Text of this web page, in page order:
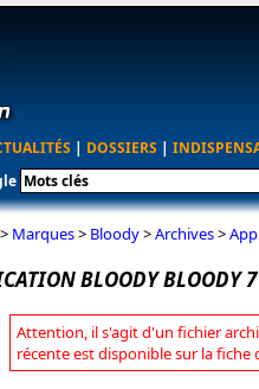
| DOSSIERS |
> Marques> Bloody>Archives>
BLOODY BLOODY
Attention, il s'agit d'un fichier
récente est disponible sur la fiche